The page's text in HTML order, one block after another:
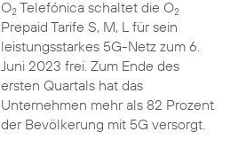
O2Telefónica schaltet die O2
Prepaid Tarife S, M, L für sein
leistungsstarkes 5G-Netz zum 6.
Juni 2023 frei. Zum Ende des
ersten Quartals hat das
Unternehmen mehr als 82 Prozent
der Bevölkerung mit 5G versorgt.